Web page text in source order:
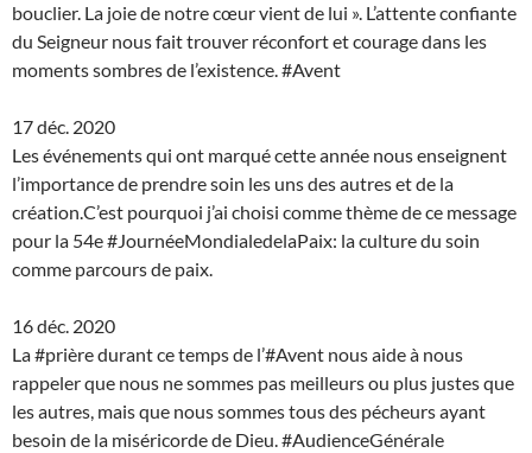
bouclier. La joie de notre cœur vient de lui ». L’attente confiante
du Seigneur nous fait trouver réconfort et courage dans les
moments sombres de l’existence. #Avent
17 déc. 2020
Les événements qui ont marqué cette année nous enseignent
l’importance de prendre soin les uns des autres et de la
création.C’est pourquoi j’ai choisi comme thème de ce message
pour la 54e #JournéeMondialedelaPaix: la culture du soin
comme parcours de paix.
16 déc. 2020
La #prière durant ce temps de l’#Avent nous aide à nous
rappeler que nous ne sommes pas meilleurs ou plus justes que
les autres, mais que nous sommes tous des pécheurs ayant
besoin de la miséricorde de Dieu. #AudienceGénérale